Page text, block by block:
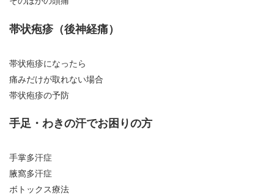
帯状疱疹（後神経痛）
帯状疱疹になったら
痛みだけが取れない場合
帯状疱疹の予防
手足・わきの汗でお困りの方
手掌多汗症
腋窩多汗症
ボトックス療法